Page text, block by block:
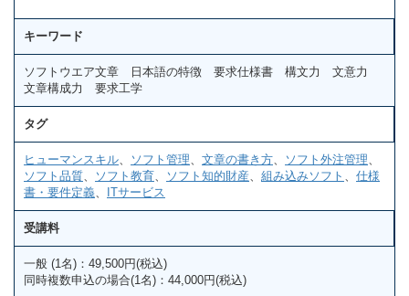
キーワード
ソフトウエア文章 日本語の特徴 要求仕様書 構文力 文意力
文章構成力 要求工学
タグ
ヒューマンスキル ソフト管理 文章の書き方 ソフト外注管理
ソフト品質
ソフト教育 ソフト知的財産 組み込みソフト
仕様
書・要件定義
ITサービス
受講料
一般 (1名)：49,500円(税込)
同時複数申込の場合(1名)：44,000円(税込)